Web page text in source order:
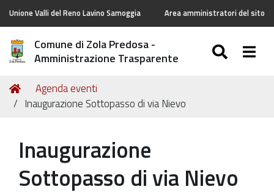
Unione Valli del Reno Lavino Samoggia Area amministratori del sito
Comune di Zola Predosa -
Amministrazione Trasparente
Tu
sei
Home
Agenda eventi
Inaugurazione Sottopasso di via Nievo
Inaugurazione
Sottopasso di via Nievo